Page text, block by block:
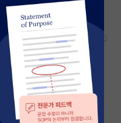
못인가요